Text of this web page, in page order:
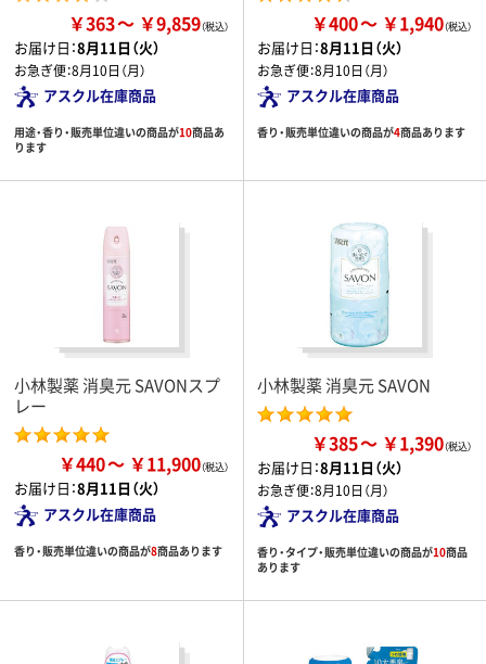
￥363 ￥9,859
お届け日：8月11日（火）
お急ぎ便：8月10日（月）
アスクル在庫商品
用途・香り・販売単位違いの商品が10商品あ
ります
￥400 ￥1,940
お届け日：8月11日（火）
お急ぎ便：8月10日（月）
アスクル在庫商品
香り・販売単位違いの商品が4商品あります
小林製薬 消臭元 SAVONスプ
レー
￥440 ￥11,900
お届け日：8月11日（火）
アスクル在庫商品
香り・販売単位違いの商品が8商品あります
小林製薬 消臭元 SAVON
￥385 ￥1,390
お届け日：8月11日（火）
お急ぎ便：8月10日（月）
アスクル在庫商品
香り・タイプ・販売単位違いの商品が10商品
あります